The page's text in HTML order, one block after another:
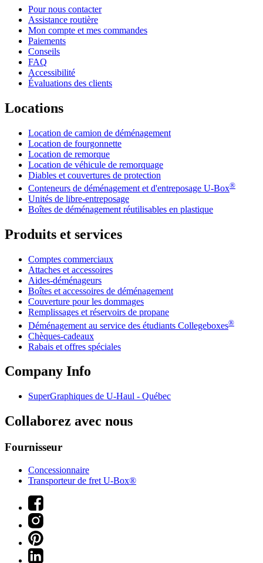
Pour nous contacter
Assistance routière
Mon compte et mes commandes
Paiements
Conseils
FAQ
Accessibilité
Évaluations des clients
Locations
Location de camion de déménagement
Location de fourgonnette
Location de remorque
Location de véhicule de remorquage
Diables et couvertures de protection
Conteneurs de déménagement et d'entreposage U-Box®
Unités de libre-entreposage
Boîtes de déménagement réutilisables en plastique
Produits et services
Comptes commerciaux
Attaches et accessoires
Aides-déménageurs
Boîtes et accessoires de déménagement
Couverture pour les dommages
Remplissages et réservoirs de propane
Déménagement au service des étudiants Collegeboxes®
Chèques-cadeaux
Rabais et offres spéciales
Company Info
SuperGraphiques de U-Haul - Québec
Collaborez avec nous
Fournisseur
Concessionnaire
Transporteur de fret U-Box®